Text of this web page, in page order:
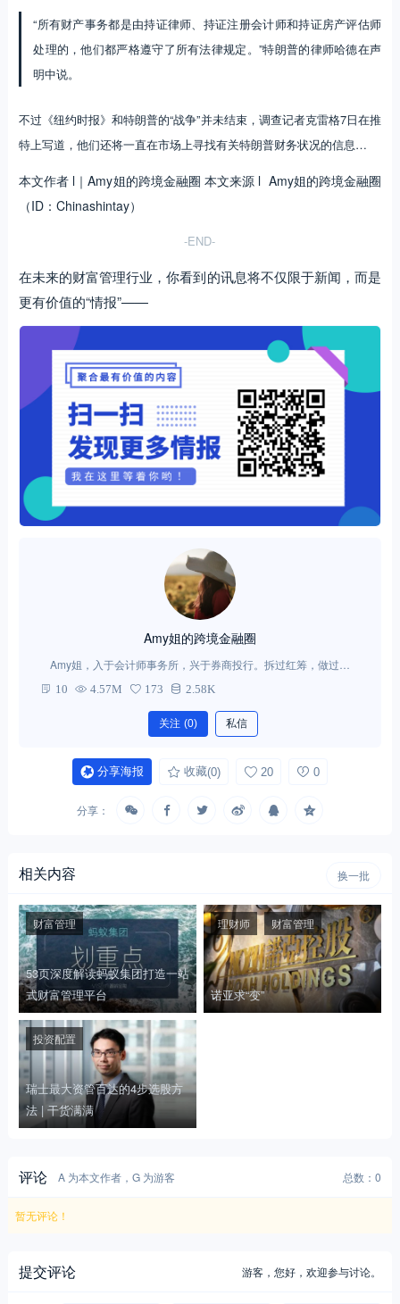
“所有财产事务都是由持证律师、持证注册会计师和持证房产评估师
处理的，他们都严格遵守了所有法律规定。”特朗普的律师哈德在声
明中说。
不过《纽约时报》和特朗普的“战争”并未结束，调查记者克雷格7日在推
特上写道，他们还将一直在市场上寻找有关特朗普财务状况的信息…
本文作者 l｜Amy姐的跨境金融圈 本文来源 l Amy姐的跨境金融圈
（ID：Chinashintay）
-END-
在未来的财富管理行业，你看到的讯息将不仅限于新闻，而是
更有价值的“情报”——
Amy姐的跨境金融圈
Amy姐，入于会计师事务所，兴于券商投行。拆过红筹，做过并
购。现帮移民的朋友打理家族资产，做做跨境投资。境外的世界，
产申报、全球资产配置、外汇管制与CRS应对，你想了解的，都给
你。
10 4.57M 173 2.58K
关注 (0) 私信
分享海报 收藏(0) 20 0
分享：
相关内容 换一批
53页深度解读蚂蚁集团打造一站
式财富管理平台
财富管理
诺亚求“变”
理财师 财富管理
瑞士最大资管百达的4步选股方
法 | 干货满满
投资配置
评论 A 为本文作者，G 为游客 总数：0
暂无评论！
提交评论 游客，您好，欢迎参与讨论。